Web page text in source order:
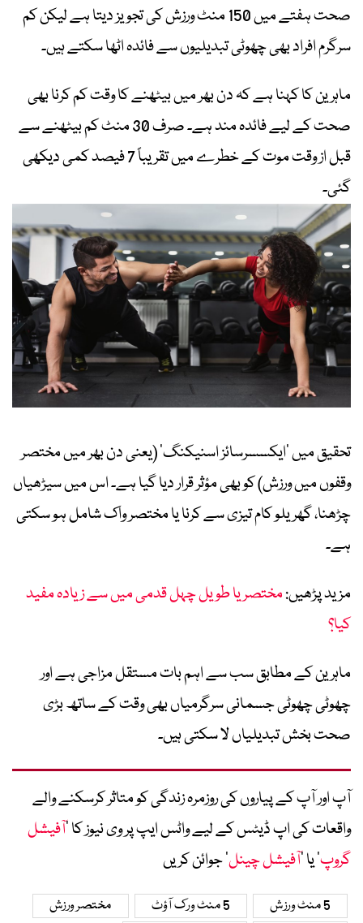
صحت ہفتے میں 150 منٹ ورزش کی تجویز دیتا ہے لیکن کم
سرگرم افراد بھی چھوٹی تبدیلیوں سے فائدہ اٹھا سکتے ہیں۔
ماہرین کا کہنا ہے کہ دن بھر میں بیٹھنے کا وقت کم کرنا بھی
صحت کے لیے فائدہ مند ہے۔ صرف 30 منٹ کم بیٹھنے سے
قبل از وقت موت کے خطرے میں تقریباً 7 فیصد کمی دیکھی
گئی۔
تحقیق میں ’ایکسسرسائز اسنیکنگ‘ (یعنی دن بھر میں مختصر
وقفوں میں ورزش) کو بھی مؤثر قرار دیا گیا ہے۔ اس میں سیڑھیاں
چڑھنا، گھریلو کام تیزی سے کرنا یا مختصر واک شامل ہو سکتی
ہے۔
مزید پڑھیں:مختصر یا طویل چہل قدمی میں سے زیادہ مفید
کیا؟
ماہرین کے مطابق سب سے اہم بات مستقل مزاجی ہے اور
چھوٹی چھوٹی جسمانی سرگرمیاں بھی وقت کے ساتھ بڑی
صحت بخش تبدیلیاں لا سکتی ہیں۔
آپ اور آپ کے پیاروں کی روزمرہ زندگی کو متاثر کرسکنے والے
واقعات کی اپ ڈیٹس کے لیے واٹس ایپ پر وی نیوز کا ’آفیشل
گروپ‘ یا ’آفیشل چینل‘ جوائن کریں
5 منٹ ورزش 5 منٹ ورک آؤٹ
مختصر ورزش